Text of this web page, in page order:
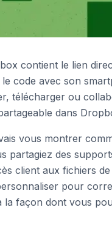
contient le lien
code avec son
télécharger ou
dans
vous montrer
partagiez des
client aux fichiers
pour
la façon dont vous